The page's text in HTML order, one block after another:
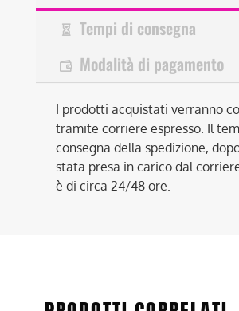
Tempi di consegna
Modalità di pagamento
I prodotti acquistati verranno
tramite corriere espresso. Il
consegna della spedizione,
stata presa in carico dal
è di circa 24/48 ore.